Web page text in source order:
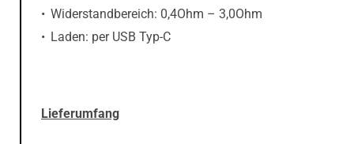
Widerstandbereich: 0,4Ohm – 3,0Ohm
Laden: per USB Typ-C
Lieferumfang